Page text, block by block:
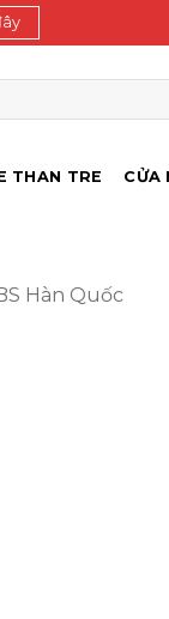
THAN TRE CỬA
Hàn Quốc